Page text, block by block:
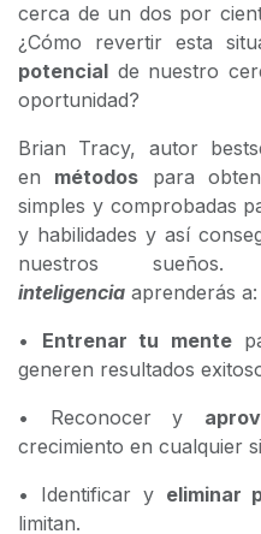
cerca de un dos por
¿Cómo revertir esta
potencial de nuestro
oportunidad?
Brian Tracy, autor
en métodos para
simples y comprobadas
y habilidades y así
nuestros
inteligencia aprenderás a:
• Entrenar tu mente
generen resultados
• Reconocer y
crecimiento en cualquier
• Identificar y eliminar
limitan.